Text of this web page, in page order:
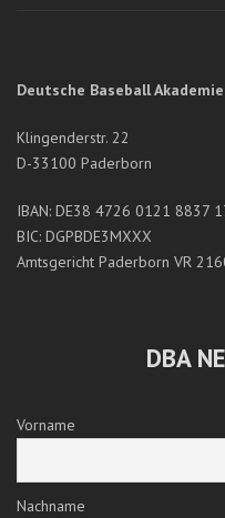
Deutsche Baseball Akademie
Klingenderstr. 22
D-33100 Paderborn
IBAN: DE38 4726 0121 8837
BIC: DGPBDE3MXXX
Amtsgericht Paderborn VR
DBA
Vorname
Nachname